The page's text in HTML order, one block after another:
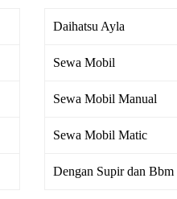
Daihatsu Ayla
Sewa Mobil
Sewa Mobil Manual
Sewa Mobil Matic
Dengan Supir dan Bbm